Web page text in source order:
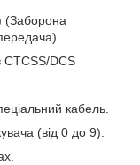
(Заборона
CTCSS/DCS
кабель.
(від 0 до 9).